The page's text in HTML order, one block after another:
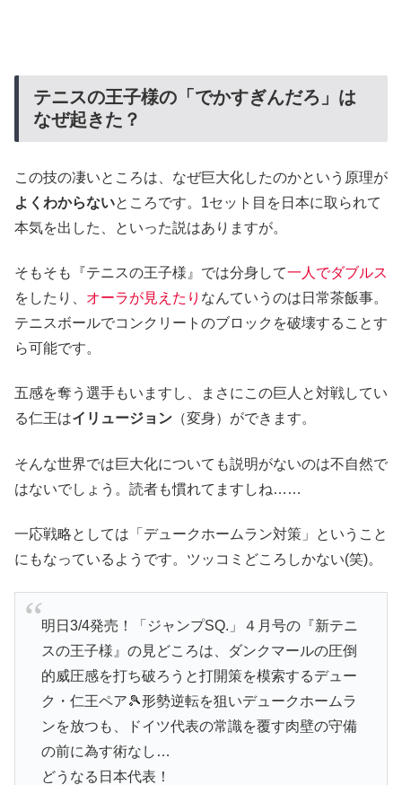
テニスの王子様の「でかすぎんだろ」は
なぜ起きた？
この技の凄いところは、なぜ巨大化したのかという原理が
よくわからないところです。1セット目を日本に取られて
本気を出した、といった説はありますが。
そもそも『テニスの王子様』では分身して一人でダブルス
をしたり、 オーラが見えたり なんていうのは日常茶飯事。
テニスボールでコンクリートのブロックを破壊することす
ら可能です。
五感を奪う選手もいますし、まさにこの巨人と対戦してい
る仁王はイリュージョン （変身）ができます。
そんな世界では巨大化についても説明がないのは不自然で
はないでしょう。読者も慣れてますしね……
一応戦略としては「デュークホームラン対策」ということ
にもなっているようです。ツッコミどころしかない(笑)。
明日3/4発売！「ジャンプSQ.」４月号の『新テニ
スの王子様』の見どころは、ダンクマールの圧倒
的威圧感を打ち破ろうと打開策を模索するデュー
ク・仁王ペア🎾形勢逆転を狙いデュークホームラ
ンを放つも、ドイツ代表の常識を覆す肉壁の守備
の前に為す術なし…
どうなる日本代表！